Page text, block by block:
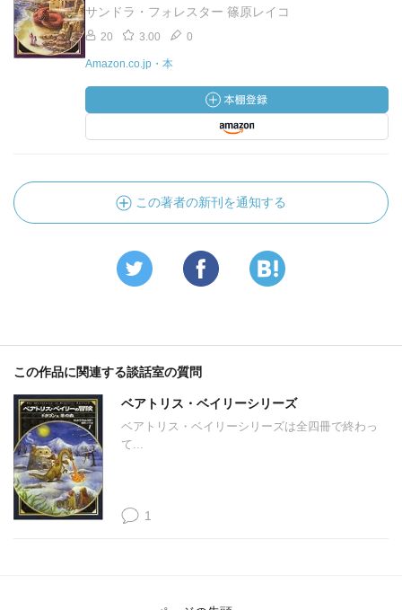
サンドラ・フォレスター 篠原レイコ
20 3.00 0
Amazon.co.jp・本
この著者の新刊を通知する
この作品に関連する談話室の質問
ベアトリス・ベイリーシリーズ
ベアトリス・ベイリーシリーズは全四冊で終わっ
て...
1